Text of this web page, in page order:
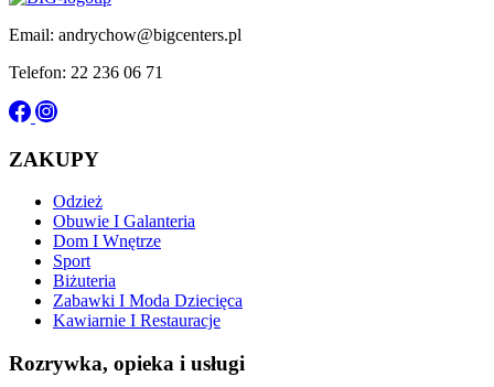
Email: andrychow@bigcenters.pl
Telefon: 22 236 06 71
ZAKUPY
Odzież
Obuwie I Galanteria
Dom I Wnętrze
Sport
Biżuteria
Zabawki I Moda Dziecięca
Kawiarnie I Restauracje
Rozrywka, opieka i usługi